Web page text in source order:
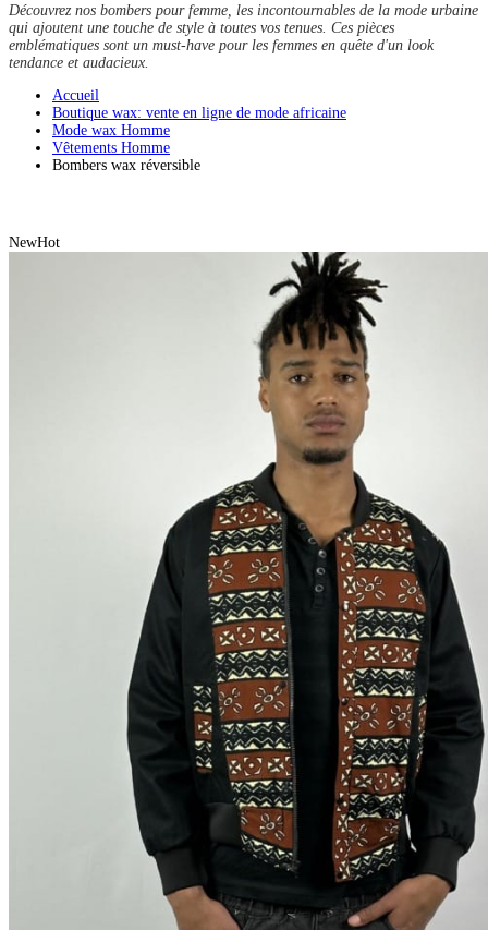
Découvrez nos bombers pour femme, les incontournables de la mode urbaine
qui ajoutent une touche de style à toutes vos tenues. Ces pièces
emblématiques sont un must-have pour les femmes en quête d'un look
tendance et audacieux.
Accueil
Boutique wax: vente en ligne de mode africaine
Mode wax Homme
Vêtements Homme
Bombers wax réversible
NewHot